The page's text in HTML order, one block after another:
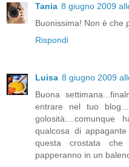
Tania 8 giugno 2009
Buonissima! Non è che
Rispondi
Luisa 8 giugno 2009
Buona
entrare nel tuo
qualcosa di
questa crostata
papperanno in un